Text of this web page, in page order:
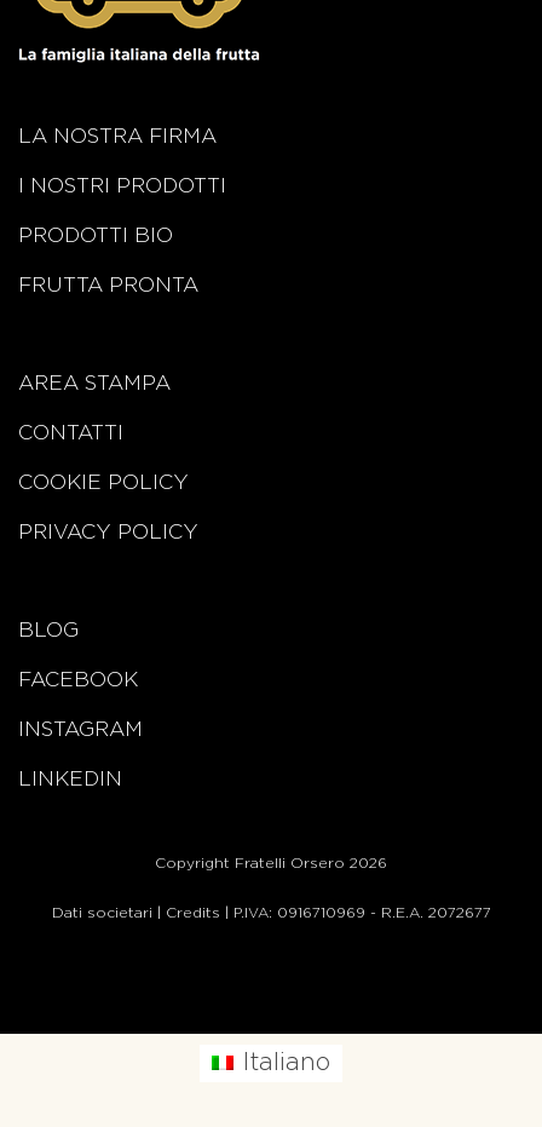
LA NOSTRA FIRMA
I NOSTRI PRODOTTI
PRODOTTI BIO
FRUTTA PRONTA
AREA STAMPA
CONTATTI
COOKIE POLICY
PRIVACY POLICY
BLOG
FACEBOOK
INSTAGRAM
LINKEDIN
Copyright Fratelli Orsero 2026
Dati societari Credits | P.IVA: 0916710969 - R.E.A. 2072677
Italiano